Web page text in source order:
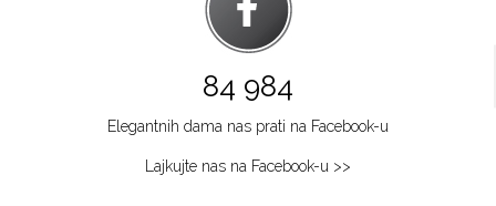
84 984
Elegantnih dama nas prati na Facebook-u
Lajkujte nas na Facebook-u >>